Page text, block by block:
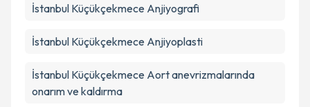
İstanbul Küçükçekmece Anjiyografi
İstanbul Küçükçekmece Anjiyoplasti
İstanbul Küçükçekmece Aort anevrizmalarında
onarım ve kaldırma